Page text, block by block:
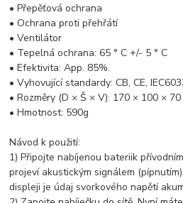
• Přepěťová ochrana
• Ochrana proti přehřátí
• Ventilátor
• Tepelná ochrana: 65 ° C +/- 5 ° C
• Efektivita: App. 85%.
• Vyhovující standardy: CB, CE,
• Rozměry (D × Š × V): 170 × 100 × 70
• Hmotnost: 590g
Návod k použití:
1) Připojte nabíjenou bateriik
projeví akustickým signálem
displeji je údaj svorkového napětí